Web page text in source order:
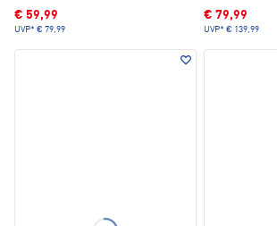
€ 59,99
UVP* € 79,99
€ 79,99
UVP* € 139,99